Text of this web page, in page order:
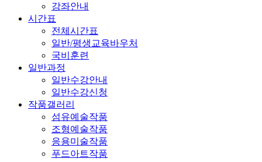
강좌안내
시간표
전체시간표
일반/평생교육바우처
국비훈련
일반과정
일반수강안내
일반수강신청
작품갤러리
섬유예술작품
조형예술작품
응용미술작품
푸드아트작품